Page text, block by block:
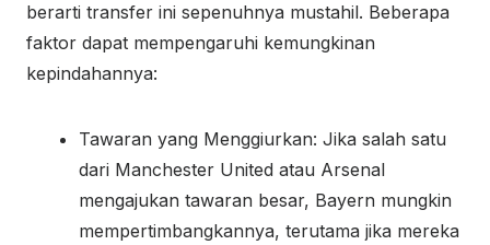
berarti transfer ini sepenuhnya mustahil. Beberapa
faktor dapat mempengaruhi kemungkinan
kepindahannya:
Tawaran yang Menggiurkan: Jika salah satu
dari Manchester United atau Arsenal
mengajukan tawaran besar, Bayern mungkin
mempertimbangkannya, terutama jika mereka